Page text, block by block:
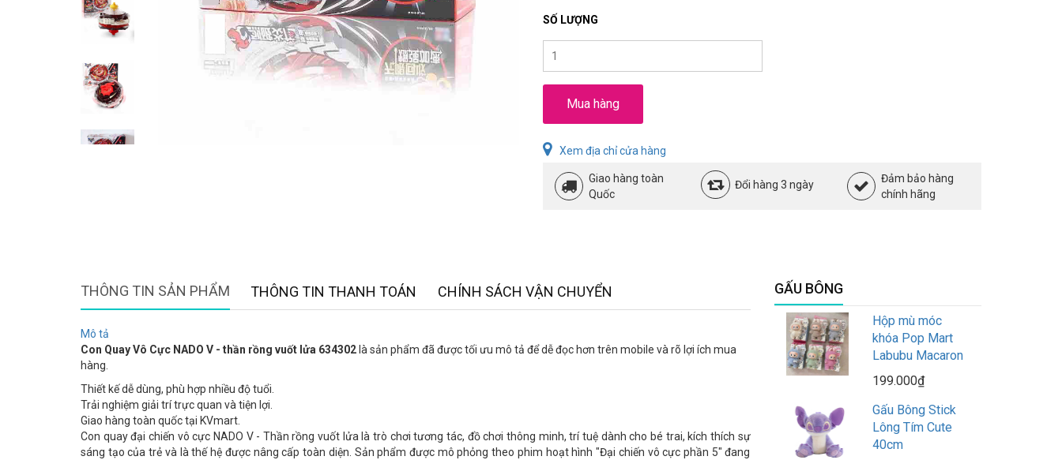
SỐ LƯỢNG
Mua hàng
Xem địa chỉ cửa hàng
Giao hàng toàn
Quốc
Đổi hàng 3 ngày
Đảm bảo hàng
chính hãng
THÔNG TIN SẢN PHẨM THÔNG TIN THANH TOÁN CHÍNH SÁCH VẬN CHUYỂN
Mô tả
Con Quay Vô Cực NADO V - thần rồng vuốt lửa 634302 là sản phẩm đã được tối ưu mô tả để dễ đọc hơn trên mobile và rõ lợi ích mua
hàng.
Thiết kế dễ dùng, phù hợp nhiều độ tuổi.
Trải nghiệm giải trí trực quan và tiện lợi.
Giao hàng toàn quốc tại KVmart.
Con quay đại chiến vô cực NADO V - Thần rồng vuốt lửa là trò chơi tương tác, đồ chơi thông minh, trí tuệ dành cho bé trai, kích thích sự
sáng tạo của trẻ và là thế hệ được nâng cấp toàn diện. Sản phẩm được mô phỏng theo phim hoạt hình "Đại chiến vô cực phần 5" đang
GẤU BÔNG
Hộp mù móc
khóa Pop Mart
Labubu Macaron
199.000₫
Gấu Bông Stick
Lông Tím Cute
40cm